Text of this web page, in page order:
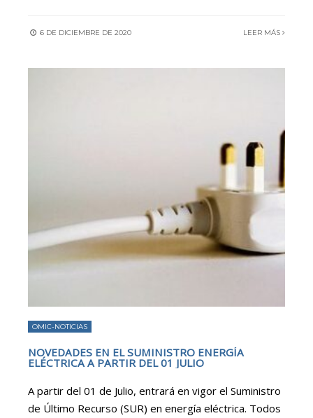
6 DE DICIEMBRE DE 2020 LEER MÁS
OMIC-NOTICIAS
NOVEDADES EN EL SUMINISTRO ENERGÍA
ELÉCTRICA A PARTIR DEL 01 JULIO
A partir del 01 de Julio, entrará en vigor el Suministro
de Último Recurso (SUR) en energía eléctrica. Todos